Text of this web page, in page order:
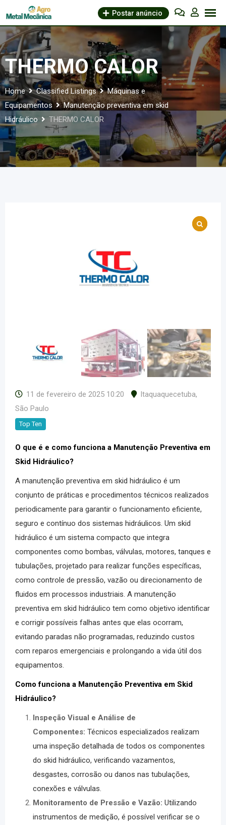
to
content
Postar anúncio
THERMO CALOR
Home Classified Listings
Máquinas e
Equipamentos
Manutenção preventiva em skid
Hidráulico
THERMO CALOR
11 de fevereiro de 2025 10:20 Itaquaquecetuba,
São Paulo
Top Ten
O que é e como funciona a Manutenção Preventiva em
Skid Hidráulico?
A manutenção preventiva em skid hidráulico é um
conjunto de práticas e procedimentos técnicos realizados
periodicamente para garantir o funcionamento eficiente,
seguro e contínuo dos sistemas hidráulicos. Um skid
hidráulico é um sistema compacto que integra
componentes como bombas, válvulas, motores, tanques e
tubulações, projetado para realizar funções específicas,
como controle de pressão, vazão ou direcionamento de
fluidos em processos industriais. A manutenção
preventiva em skid hidráulico tem como objetivo identificar
e corrigir possíveis falhas antes que elas ocorram,
evitando paradas não programadas, reduzindo custos
com reparos emergenciais e prolongando a vida útil dos
equipamentos.
Como funciona a Manutenção Preventiva em Skid
Hidráulico?
Inspeção Visual e Análise de
Componentes: Técnicos especializados realizam
uma inspeção detalhada de todos os componentes
do skid hidráulico, verificando vazamentos,
desgastes, corrosão ou danos nas tubulações,
conexões e válvulas.
Monitoramento de Pressão e Vazão: Utilizando
instrumentos de medição, é possível verificar se o